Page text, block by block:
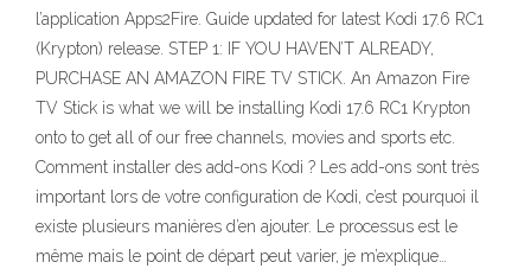
l’application Apps2Fire. Guide updated for latest Kodi 17.6 RC1
(Krypton) release. STEP 1: IF YOU HAVEN’T ALREADY,
PURCHASE AN AMAZON FIRE TV STICK. An Amazon Fire
TV Stick is what we will be installing Kodi 17.6 RC1 Krypton
onto to get all of our free channels, movies and sports etc.
Comment installer des add-ons Kodi ? Les add-ons sont très
important lors de votre configuration de Kodi, c’est pourquoi il
existe plusieurs manières d’en ajouter. Le processus est le
même mais le point de départ peut varier, je m’explique…